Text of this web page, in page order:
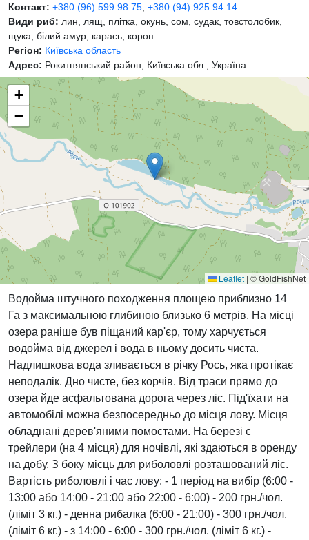
Контакт: +380 (96) 599 98 75 +380 (94) 925 94 14
Види риб: лин, лящ, плітка, окунь, сом, судак, товстолобик,
щука, білий амур, карась, короп
Регіон: Київська область
Адрес: Рокитнянський район, Київська обл., Україна
+
−
Leaflet | © GoldFishNet
Водойма штучного походження площею приблизно 14
Га з максимальною глибиною близько 6 метрів. На місці
озера раніше був піщаний кар'єр, тому харчується
водойма від джерел і вода в ньому досить чиста.
Надлишкова вода зливається в річку Рось, яка протікає
неподалік. Дно чисте, без корчів. Від траси прямо до
озера йде асфальтована дорога через ліс. Під'їхати на
автомобілі можна безпосередньо до місця лову. Місця
обладнані дерев'яними помостами. На березі є
трейлери (на 4 місця) для ночівлі, які здаються в оренду
на добу. З боку місць для риболовлі розташований ліс.
Вартість риболовлі і час лову: - 1 період на вибір (6:00 -
13:00 або 14:00 - 21:00 або 22:00 - 6:00) - 200 грн./чол.
(ліміт 3 кг.) - денна рибалка (6:00 - 21:00) - 300 грн./чол.
(ліміт 6 кг.) - з 14:00 - 6:00 - 300 грн./чол. (ліміт 6 кг.) -